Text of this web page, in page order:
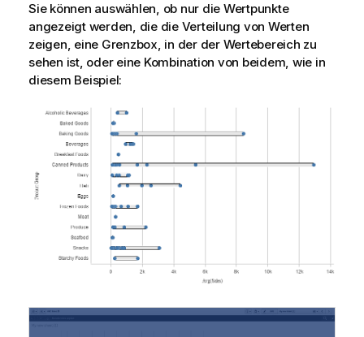
Sie können auswählen, ob nur die Wertpunkte
angezeigt werden, die die Verteilung von Werten
zeigen, eine Grenzbox, in der der Wertebereich zu
sehen ist, oder eine Kombination von beidem, wie in
diesem Beispiel: